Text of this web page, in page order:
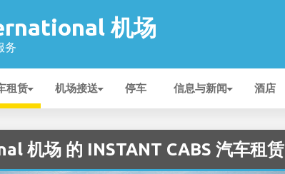
机场
务
租赁 机场接送 停车 信息与新闻 酒店
机场 的 INSTANT CABS 汽车租赁